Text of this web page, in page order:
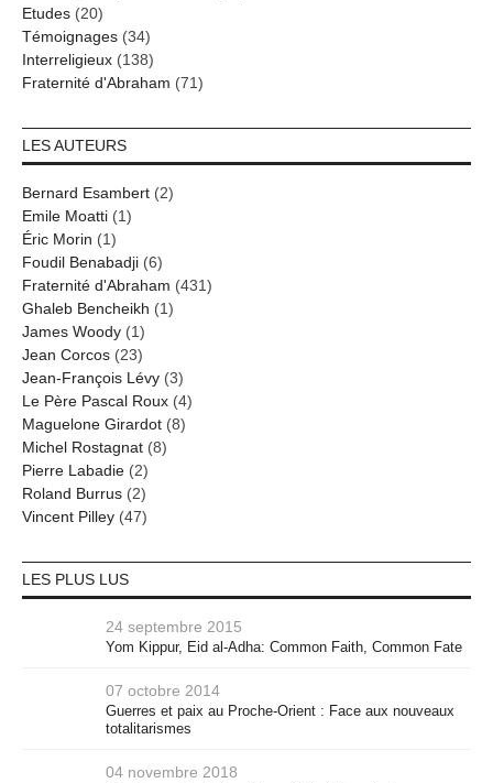
Etudes (20)
Témoignages (34)
Interreligieux (138)
Fraternité d'Abraham (71)
LES AUTEURS
Bernard Esambert (2)
Emile Moatti (1)
Éric Morin (1)
Foudil Benabadji (6)
Fraternité d'Abraham (431)
Ghaleb Bencheikh (1)
James Woody (1)
Jean Corcos (23)
Jean-François Lévy (3)
Le Père Pascal Roux (4)
Maguelone Girardot (8)
Michel Rostagnat (8)
Pierre Labadie (2)
Roland Burrus (2)
Vincent Pilley (47)
LES PLUS LUS
24 septembre 2015
Yom Kippur, Eid al-Adha: Common Faith, Common Fate
07 octobre 2014
Guerres et paix au Proche-Orient : Face aux nouveaux
totalitarismes
04 novembre 2018